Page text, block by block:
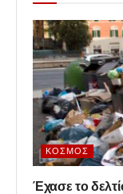
ΚΌΣΜΟΣ
Έχασε το